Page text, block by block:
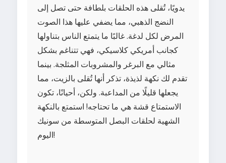
يدويًا، تُقلى هذه الحلقات بلطافة حتى تصل إلى
النضج الذهبي، مما يضفي عليها هذا الصوت
المرض لكل لدغة. غالبًا ما يتمتع الناس بتناولها
كجانب أمريكي كلاسيكي، فهي تتناغم بشكل
مثالي مع البرغر والمشروبات المثلجة. بينما
تقدم لك نكهة لذيذة، تذكر أنها تُقلى بالزيت، مما
يجعلها قليلًا من المداعبة. ولكن، أحيانًا، تكون
الاستمتاع قشة هي ما تحتاجه! استمتع بالنكهة
الشهية لحلقات البصل المتوسطة من سونيك
اليوم!